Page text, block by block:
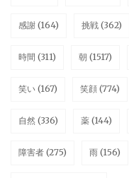
感謝 (164) 挑戦 (362)
時間 (311) 朝 (1517)
笑い (167) 笑顔 (774)
自然 (336) 薬 (144)
障害者 (275) 雨 (156)